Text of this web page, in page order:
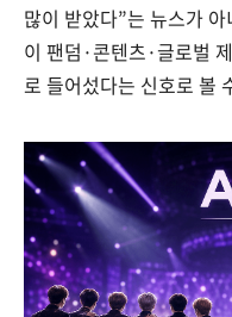
많이 받았다”는 뉴스가
이 팬덤·콘텐츠·글로벌
로 들어섰다는 신호로 볼